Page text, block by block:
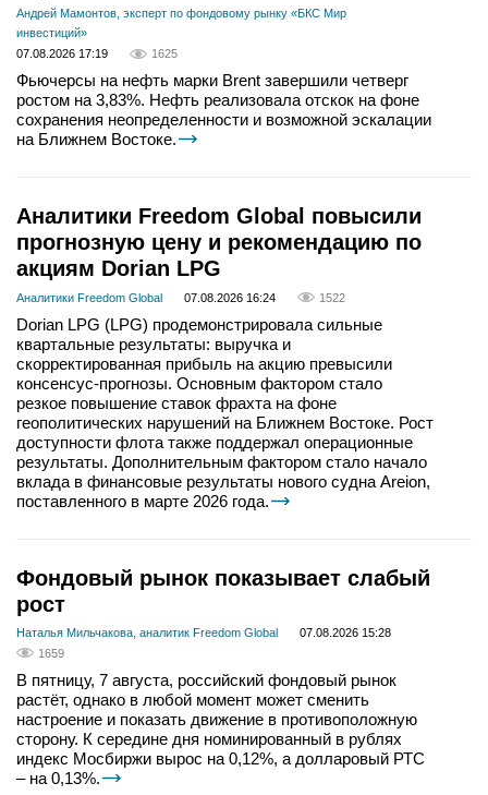
Андрей Мамонтов, эксперт по фондовому рынку «БКС Мир
инвестиций»
07.08.2026 17:19
1625
Фьючерсы на нефть марки Brent завершили четверг
ростом на 3,83%. Нефть реализовала отскок на фоне
сохранения неопределенности и возможной эскалации
на Ближнем Востоке.
Аналитики Freedom Global повысили
прогнозную цену и рекомендацию по
акциям Dorian LPG
Аналитики Freedom Global 07.08.2026 16:24 1522
Dorian LPG (LPG) продемонстрировала сильные
квартальные результаты: выручка и
скорректированная прибыль на акцию превысили
консенсус-прогнозы. Основным фактором стало
резкое повышение ставок фрахта на фоне
геополитических нарушений на Ближнем Востоке. Рост
доступности флота также поддержал операционные
результаты. Дополнительным фактором стало начало
вклада в финансовые результаты нового судна Areion,
поставленного в марте 2026 года.
Фондовый рынок показывает слабый
рост
Наталья Мильчакова, аналитик Freedom Global
07.08.2026 15:28
1659
В пятницу, 7 августа, российский фондовый рынок
растёт, однако в любой момент может сменить
настроение и показать движение в противоположную
сторону. К середине дня номинированный в рублях
индекс Мосбиржи вырос на 0,12%, а долларовый РТС
– на 0,13%.